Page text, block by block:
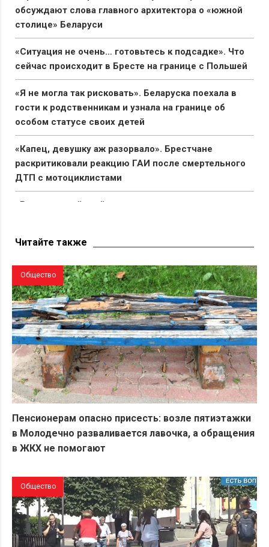
обсуждают слова главного архитектора о «южной
столице» Беларуси
«Ситуация не очень… готовьтесь к подсадке». Что
сейчас происходит в Бресте на границе с Польшей
«Я не могла так рисковать». Беларуска поехала в
гости к родственникам и узнала на границе об
особом статусе своих детей
«Капец, девушку аж разорвало». Брестчане
раскритиковали реакцию ГАИ после смертельного
ДТП с мотоциклистами
«Вымирающий край со стареющим населением».
Читайте также
Общество
Пенсионерам опасно присесть: возле пятиэтажки
в Молодечно разваливается лавочка, а обращения
в ЖКХ не помогают
Общество